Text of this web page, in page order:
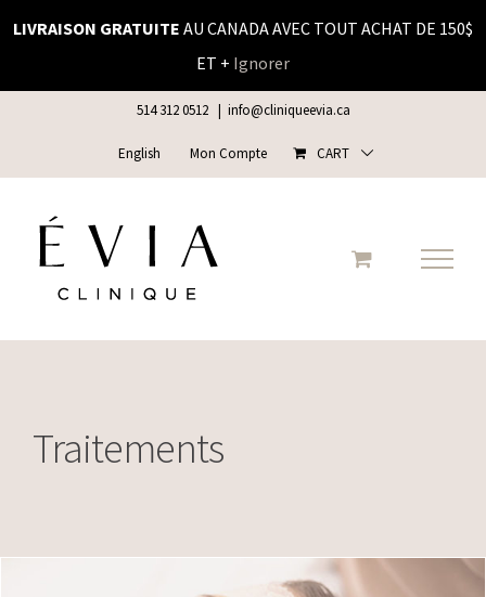
LIVRAISON GRATUITE AU CANADA AVEC TOUT ACHAT DE 150$
ET + Ignorer
content
514 312 0512 | info@cliniqueevia.ca
English Mon Compte CART
Traitements